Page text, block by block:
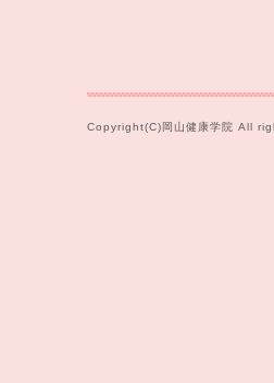
Copyright(C)岡山健康学院 All